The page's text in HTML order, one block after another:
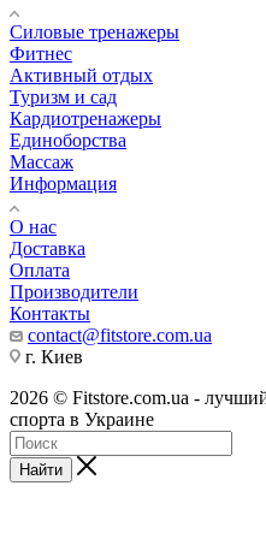
Силовые тренажеры
Фитнес
Активный отдых
Туризм и сад
Кардиотренажеры
Единоборства
Массаж
Информация
О нас
Доставка
Оплата
Производители
Контакты
contact@fitstore.com.ua
г. Киев
2026 © Fitstore.com.ua -
спорта в Украине
Найти